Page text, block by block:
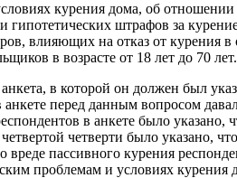
курения дома, об
гипотетических штрафов за
влияющих на отказ от курения
в возрасте от 18 лет до 70 лет.
в которой он должен был
перед данным вопросом
в анкете было
четверти было указано,
пассивного курения
проблемам и условиях курения